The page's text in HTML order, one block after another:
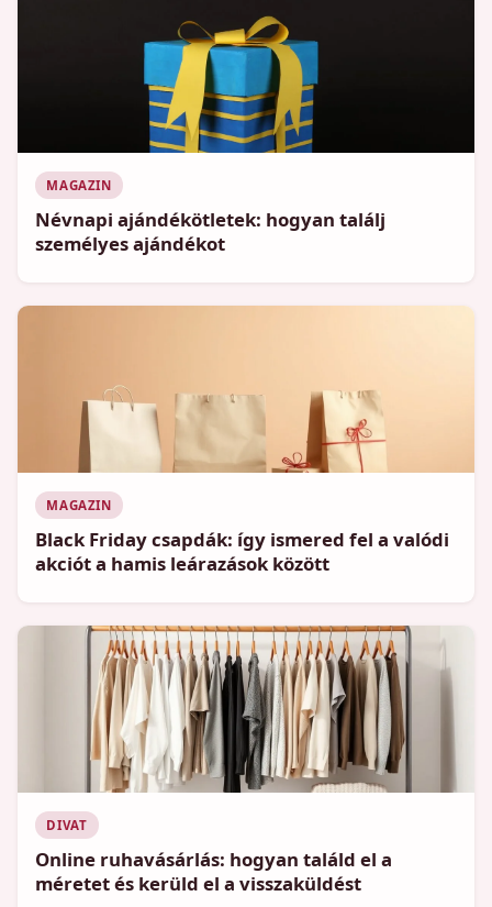
MAGAZIN
Névnapi ajándékötletek: hogyan találj
személyes ajándékot
MAGAZIN
Black Friday csapdák: így ismered fel a valódi
akciót a hamis leárazások között
DIVAT
Online ruhavásárlás: hogyan találd el a
méretet és kerüld el a visszaküldést